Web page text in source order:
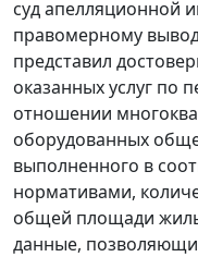
суд апелляционной
правомерному
представил
оказанных услуг по
отношении
оборудованных
выполненного в
нормативами,
общей площади
данные,